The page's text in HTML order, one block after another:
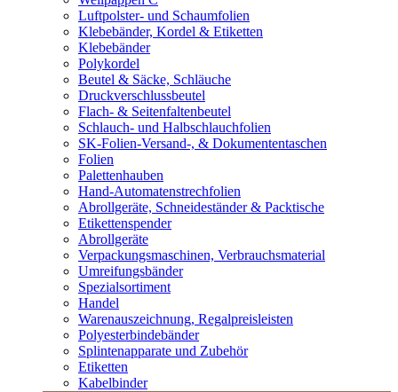
Luftpolster- und Schaumfolien
Klebebänder, Kordel & Etiketten
Klebebänder
Polykordel
Beutel & Säcke, Schläuche
Druckverschlussbeutel
Flach- & Seitenfaltenbeutel
Schlauch- und Halbschlauchfolien
SK-Folien-Versand-, & Dokumententaschen
Folien
Palettenhauben
Hand-Automatenstrechfolien
Abrollgeräte, Schneideständer & Packtische
Etikettenspender
Abrollgeräte
Verpackungsmaschinen, Verbrauchsmaterial
Umreifungsbänder
Spezialsortiment
Handel
Warenauszeichnung, Regalpreisleisten
Polyesterbindebänder
Splintenapparate und Zubehör
Etiketten
Kabelbinder